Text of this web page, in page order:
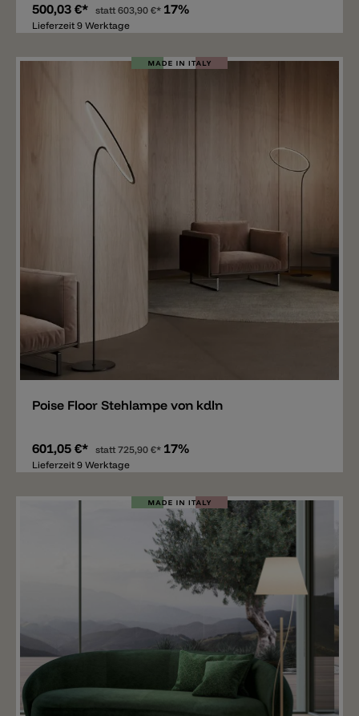
500,03 €* statt603,90 €* 17%
Lieferzeit 9 Werktage
Merken
Poise Floor Stehlampe von kdln
601,05 €* statt725,90 €* 17%
Lieferzeit 9 Werktage